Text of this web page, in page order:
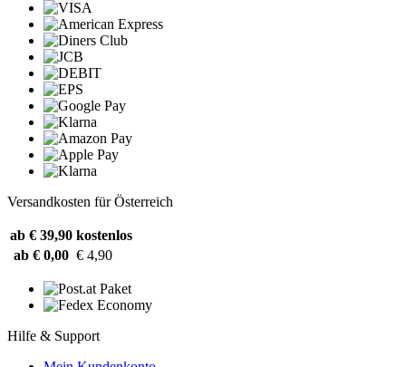
Versandkosten für Österreich
ab € 39,90 kostenlos
ab € 0,00 € 4,90
Hilfe & Support